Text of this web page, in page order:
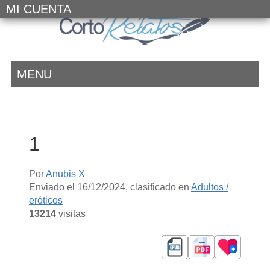
MI CUENTA
MENU
1
PorAnubis X
Enviado el 16/12/2024, clasificado en Adultos /
eróticos
13214visitas